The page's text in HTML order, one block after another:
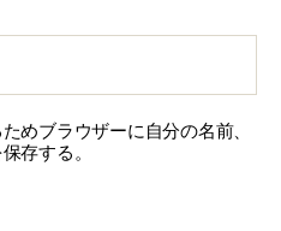
めブラウザーに自分の名前、
存する。